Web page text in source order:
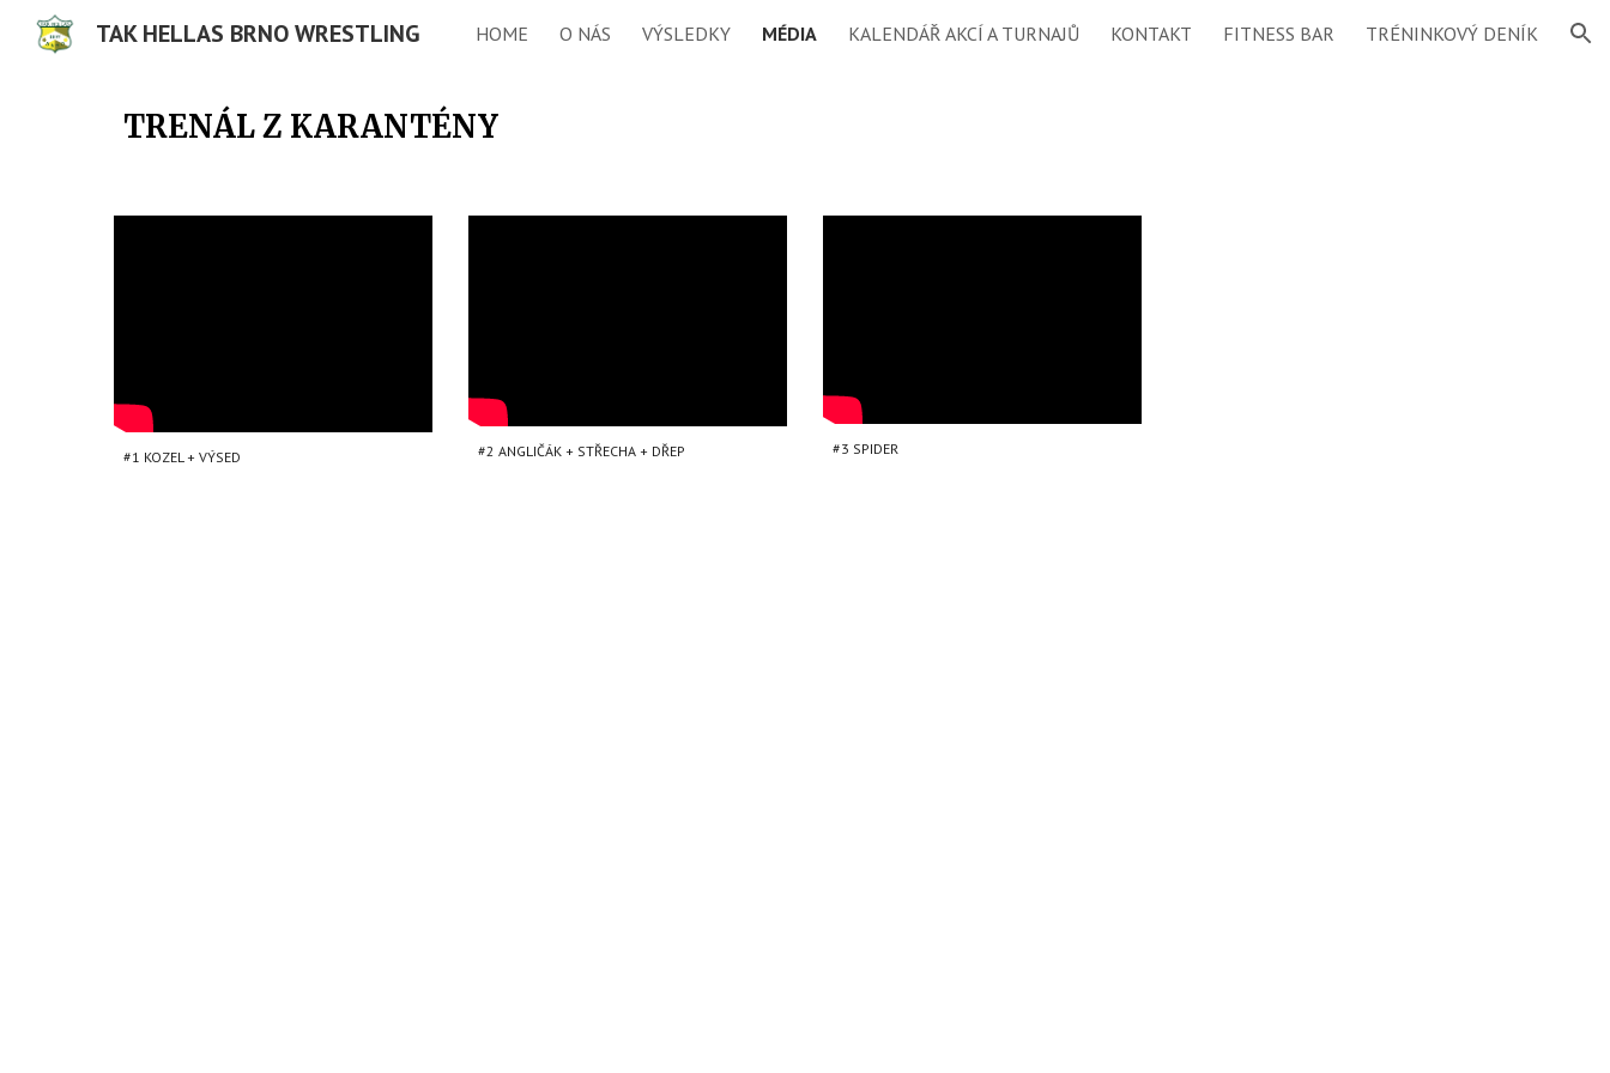
Skip to main content Skip to navigation
TAK HELLAS BRNO WRESTLING HOME O NÁS VÝSLEDKY MÉDIA KALENDÁŘ AKCÍ A TURNAJŮ KONTAKT FITNESS BAR TRÉNINKOVÝ DENÍK
TRENÁL Z KARANTÉNY
#1 KOZEL + VÝSED #2 ANGLIČÁK + STŘECHA + DŘEP #3 SPIDER